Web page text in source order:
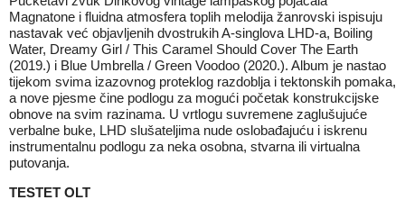
Magnatone i fluidna atmosfera toplih melodija žanrovski ispisuju
nastavak već objavljenih dvostrukih A-singlova LHD-a, Boiling
Water, Dreamy Girl / This Caramel Should Cover The Earth
(2019.) i Blue Umbrella / Green Voodoo (2020.). Album je nastao
tijekom svima izazovnog proteklog razdoblja i tektonskih pomaka,
a nove pjesme čine podlogu za mogući početak konstrukcijske
obnove na svim razinama. U vrtlogu suvremene zaglušujuće
verbalne buke, LHD slušateljima nude oslobađajuću i iskrenu
instrumentalnu podlogu za neka osobna, stvarna ili virtualna
putovanja.
TESTET OLT